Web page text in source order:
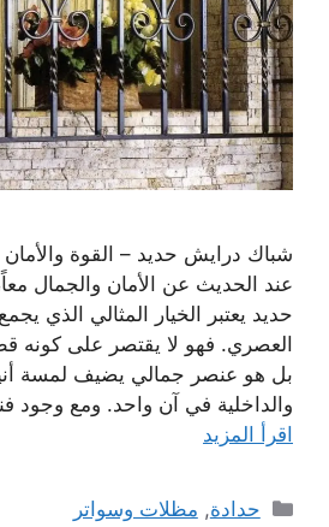
شباك درايش حديد – القوة
عند الحديث عن الأمان والجمال
حديد يعتبر الخيار المثالي الذي
العصري. فهو لا يقتصر على كونه
بل هو عنصر جمالي يضيف لمسة
والداخلية في آن واحد. ومع
اقرأ المزيد
التصنيفات
حدادة, مظلات وسواتر